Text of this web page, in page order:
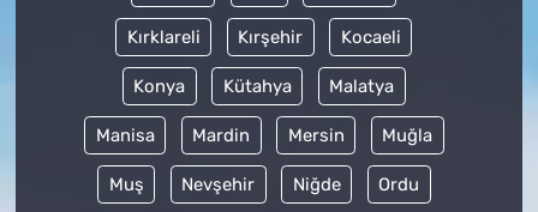
Kırklareli Kırşehir Kocaeli
Konya Kütahya Malatya
Manisa Mardin Mersin Muğla
Muş Nevşehir Niğde Ordu